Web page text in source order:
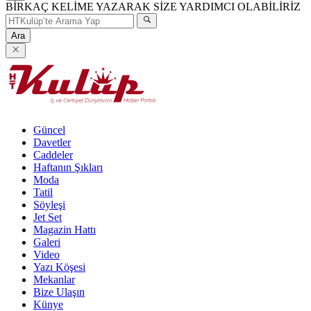
BİRKAÇ KELİME YAZARAK SİZE YARDIMCI OLABİLİRİZ
Ara
Güncel
Davetler
Caddeler
Haftanın Şıkları
Moda
Tatil
Söyleşi
Jet Set
Magazin Hattı
Galeri
Video
Yazı Köşesi
Mekanlar
Bize Ulaşın
Künye